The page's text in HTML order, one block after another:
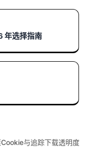
年选择指南
Cookie与追踪下载透明度